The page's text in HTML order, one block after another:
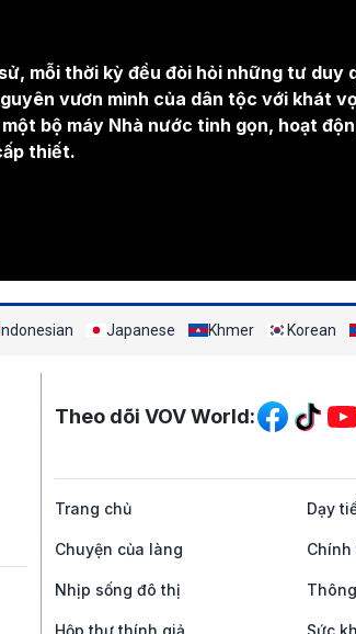
mỗi thời kỳ đều đòi hỏi những tư duy
vươn mình của dân tộc với khát
bộ máy Nhà nước tinh gọn, hoạt
thiết.
Indonesian Japanese Khmer Korean
Theo dõi VOV World:
Trang chủ Dạy
Chuyện của làng Chính
Nhịp sống đô thị
Hộp thư thính giả Sức